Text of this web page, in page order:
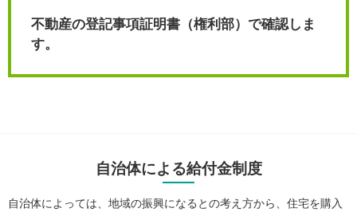
不動産の登記事項証明書（権利部）で確認しま
す。
自治体による給付金制度
自治体によっては、地域の振興になるとの考え方から、住宅を購入